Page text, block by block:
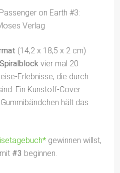
(14,2 x 18,5 x 2 cm)
vier mal 20
Erlebnisse, die durch
Ein Kunstoff-Cover
hält das
gewinnen willst,
#3 beginnen.